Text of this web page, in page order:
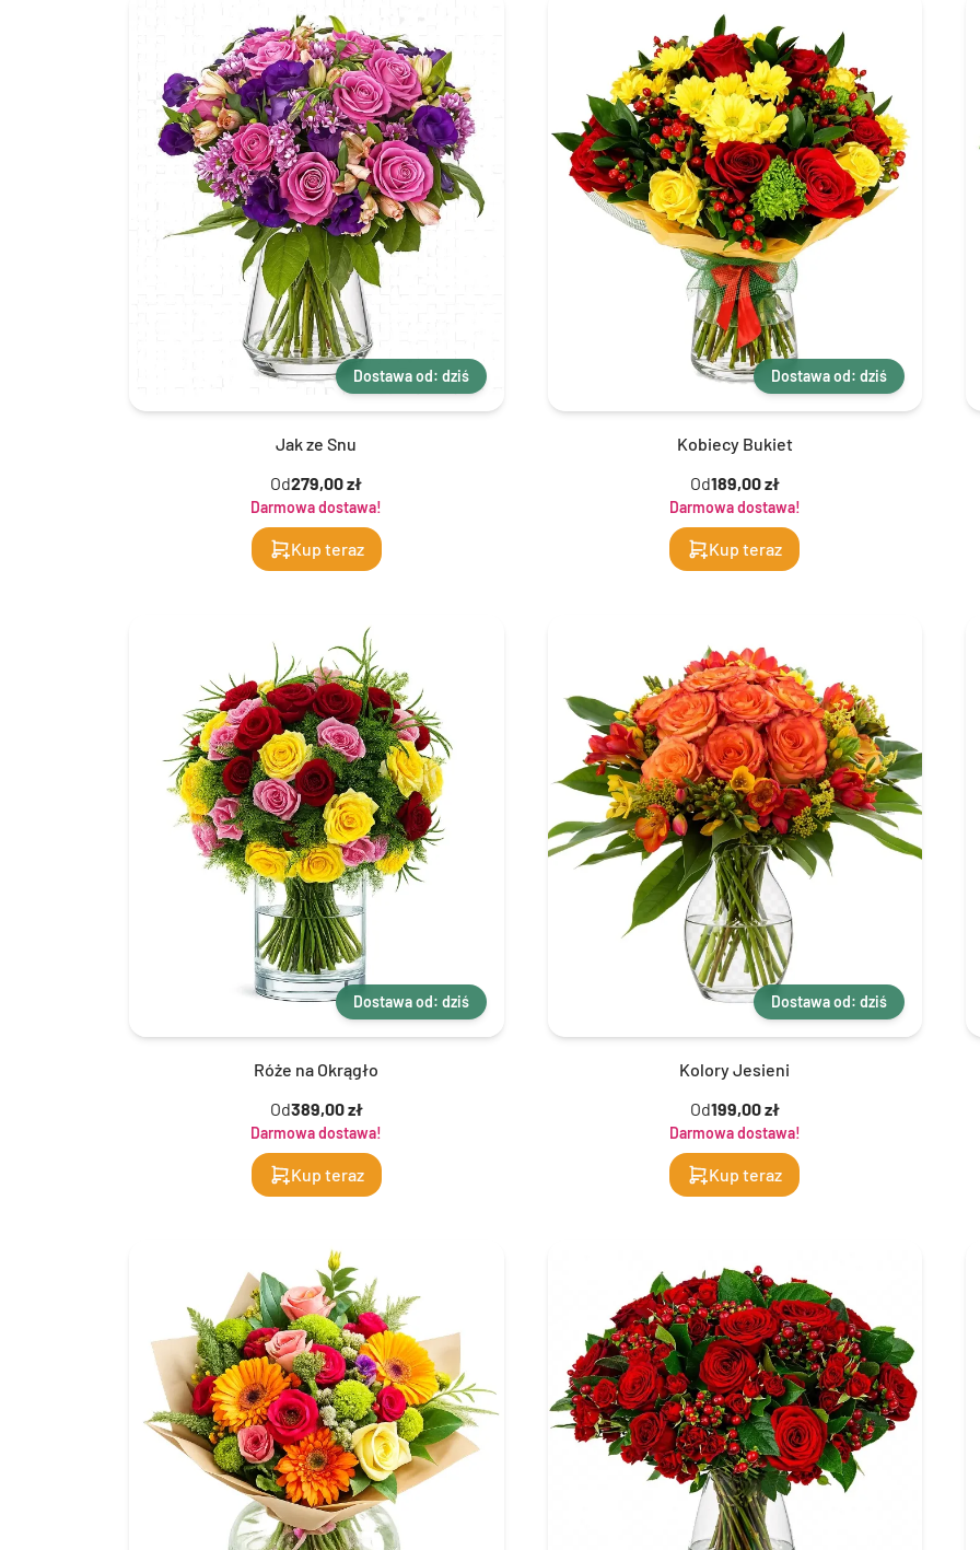
Dostawa od: dziś
Jak ze Snu
Od279,00 zł
Darmowa dostawa!
Kup teraz
Dostawa od: dziś
Kobiecy Bukiet
Od189,00 zł
Darmowa dostawa!
Kup teraz
Dostawa od: dziś
Róże na Okrągło
Od389,00 zł
Darmowa dostawa!
Kup teraz
Dostawa od: dziś
Kolory Jesieni
Od199,00 zł
Darmowa dostawa!
Kup teraz